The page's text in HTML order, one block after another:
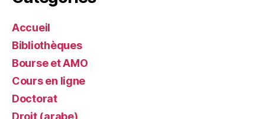
Accueil
Bibliothèques
Bourse et AMO
Cours en ligne
Doctorat
Droit (arabe)